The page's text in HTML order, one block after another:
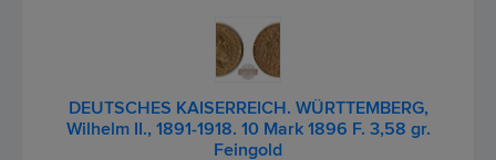
DEUTSCHES KAISERREICH. WÜRTTEMBERG,
Wilhelm II., 1891-1918. 10 Mark 1896 F. 3,58 gr.
Feingold